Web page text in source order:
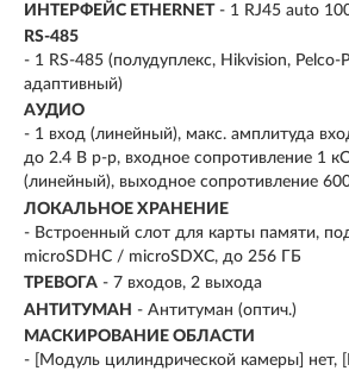
ИНТЕРФЕЙС ETHERNET - 1 RJ45 auto
RS-485
- 1 RS-485 (полудуплекс, Hikvision, Pelco-
адаптивный)
АУДИО
- 1 вход (линейный), макс. амплитуда
до 2.4 В p-p, входное сопротивление 1
(линейный), выходное сопротивление
ЛОКАЛЬНОЕ ХРАНЕНИЕ
- Встроенный слот для карты памяти,
microSDHC / microSDXC, до 256 ГБ
ТРЕВОГА - 7 входов, 2 выхода
АНТИТУМАН - Антитуман (оптич.)
МАСКИРОВАНИЕ ОБЛАСТИ
- [Модуль цилиндрической камеры] нет,